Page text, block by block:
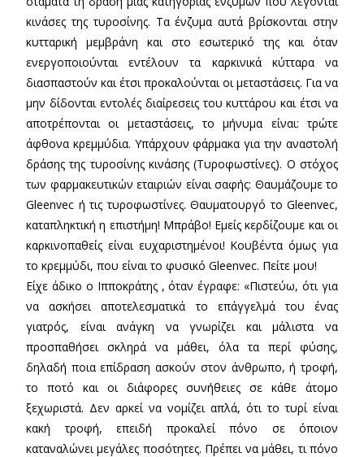
κινάσες της τυροσίνης. Tα ένζυμα αυτά βρίσκονται στην
κυτταρική μεμβράνη και στο εσωτερικό της και όταν
ενεργοποιούνται εντέλουν τα καρκινικά κύτταρα να
διασπαστούν και έτσι προκαλούνται οι μεταστάσεις. Για να
μην δίδονται εντολές διαίρεσεις του κυττάρου και έτσι να
αποτρέπονται οι μεταστάσεις, το μήνυμα είναι: τρώτε
άφθονα κρεμμύδια. Υπάρχουν φάρμακα για την αναστολή
δράσης της τυροσίνης κινάσης (Τυροφωστίνες). Ο στόχος
των φαρμακευτικών εταιριών είναι σαφής: Θαυμάζουμε το
Gleenvec ή τις τυροφωστίνες. Θαυματουργό το Gleenvec,
καταπληκτική η επιστήμη! Μπράβο! Εμείς κερδίζουμε και οι
καρκινοπαθείς είναι ευχαριστημένοι! Κουβέντα όμως για
το κρεμμύδι, που είναι το φυσικό Gleenvec. Πείτε μου!
Είχε άδικο ο Ιπποκράτης , όταν έγραφε: «Πιστεύω, ότι για
να ασκήσει αποτελεσματικά το επάγγελμά του ένας
γιατρός, είναι ανάγκη να γνωρίζει και μάλιστα να
προσπαθήσει σκληρά να μάθει, όλα τα περί φύσης,
δηλαδή ποια επίδραση ασκούν στον άνθρωπο, ή τροφή,
το ποτό και οι διάφορες συνήθειες σε κάθε άτομο
ξεχωριστά. Δεν αρκεί να νομίζει απλά, ότι το τυρί είναι
κακή τροφή, επειδή προκαλεί πόνο σε όποιον
καταναλώνει μεγάλες ποσότητες. Πρέπει να μάθει, τι πόνο